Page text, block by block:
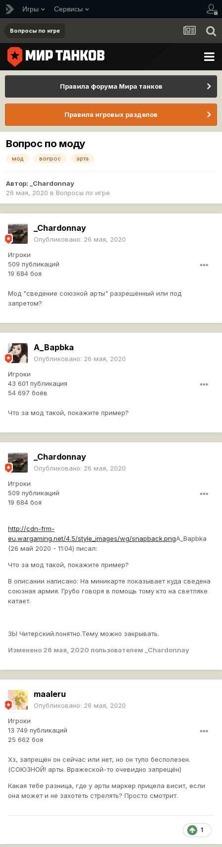
Игры Сервисы
Вопросы по игре
Правила форума Мира танков
Правила игровых разделов
Вопрос по моду
мод вопрос арта
Автор:
_Chardonnay
26 мая, 2020 в Вопросы по игре
_Chardonnay
Опубликовано: 26 мая, 2020
Игроки
509 публикаций
19 684 боя
Мод "сведение союзной арты" разрешённый или под
запретом?
A_Bapbka
Опубликовано: 26 мая, 2020
Игроки
43 601 публикация
54 697 боёв
Что за мод такой, покажите пример?
_Chardonnay
Опубликовано: 26 мая, 2020
Игроки
509 публикаций
19 684 боя
http://cdn-frm-
eu.wargaming.net/4.5/style_images/wg/snapback.pngA_Bapbka
(26 май 2020 - 11:04) писал:
Что за мод такой, покажите пример?
В описании написано: На миникарте показывает куда сведена
союзная армия. Грубо говоря в помощь тому кто на светляке
катает.
ЗЫ Читерский.понятно.Тему можно закрывать.
Изменено 26 мая, 2020 пользователем _Chardonnay
maaleru
Опубликовано: 26 мая, 2020
Игроки
13 749 публикаций
25 662 боя
Хз, запрещён он сейчас или нет, но он тупо бесполезен.
(СОЮЗНОЙ! арты. Вражеской-то очевидно запрещён)
Какая тебе разница, где у арты маркер прицела висит, если
она может и не захотеть стрелять? Просто смотрит.
1